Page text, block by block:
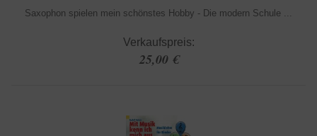
Saxophon spielen mein schönstes Hobby - Die modern Schule ...
Verkaufspreis:
25,00 €